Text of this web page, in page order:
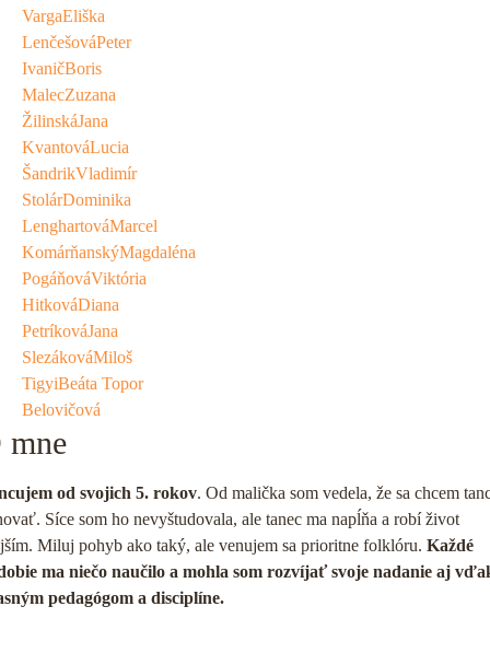
PRIHLÁŠKY
VargaEliška
LenčešováPeter
IvaničBoris
MalecZuzana
ŽilinskáJana
KvantováLucia
ŠandrikVladimír
StolárDominika
LenghartováMarcel
KomárňanskýMagdaléna
PogáňováViktória
HitkováDiana
PetríkováJana
SlezákováMiloš
TigyiBeáta Topor
Belovičová
mne
od svojich 5. rokov. Od malička som vedela, že sa chcem
Síce som ho nevyštudovala, ale tanec ma napĺňa a robí život
Miluj pohyb ako taký, ale venujem sa prioritne folklóru. Každé
ma niečo naučilo a mohla som rozvíjať svoje nadanie aj
pedagógom a disciplíne.